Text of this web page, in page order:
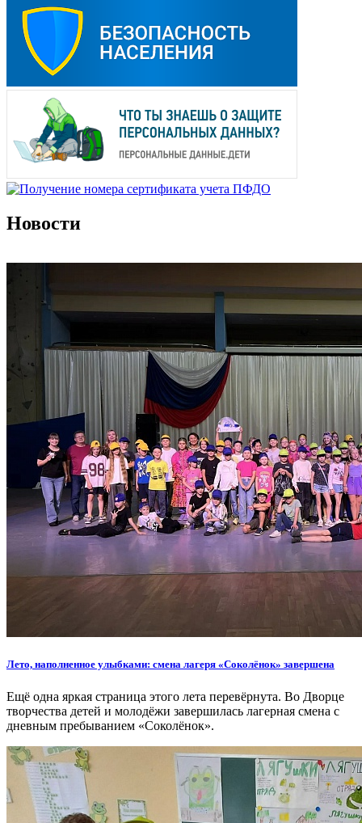
Новости
Лето, наполненное улыбками: смена лагеря «Соколёнок» завершена
Ещё одна яркая страница этого лета перевёрнута. Во Дворце
творчества детей и молодёжи завершилась лагерная смена с
дневным пребыванием «Соколёнок».